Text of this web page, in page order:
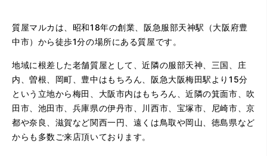
質屋マルカは、昭和18年の創業、阪急服部天神駅（大阪府豊
中市）から徒歩1分の場所にある質屋です。
地域に根差した老舗質屋として、近隣の服部天神、三国、庄
内、曽根、岡町、豊中はもちろん、阪急大阪梅田駅より15分
という立地から梅田、大阪市内はもちろん、近隣の箕面市、吹
田市、池田市、兵庫県の伊丹市、川西市、宝塚市、尼崎市、京
都や奈良、滋賀など関西一円、遠くは鳥取や岡山、徳島県など
からも多数ご来店頂いております。